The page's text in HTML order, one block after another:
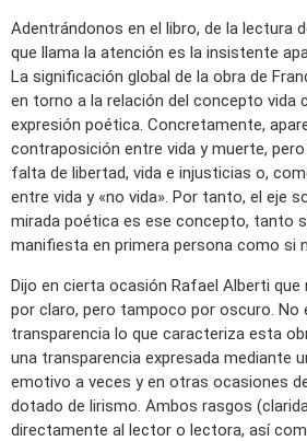
Adentrándonos en el libro, de la lectura
que llama la atención es la insistente
La significación global de la obra de
en torno a la relación del concepto vida
expresión poética. Concretamente,
contraposición entre vida y muerte,
falta de libertad, vida e injusticias o,
entre vida y «no vida». Por tanto, el eje
mirada poética es ese concepto, tanto
manifiesta en primera persona como si
Dijo en cierta ocasión Rafael Alberti
por claro, pero tampoco por oscuro. No
transparencia lo que caracteriza esta
una transparencia expresada mediante
emotivo a veces y en otras ocasiones
dotado de lirismo. Ambos rasgos
directamente al lector o lectora, así